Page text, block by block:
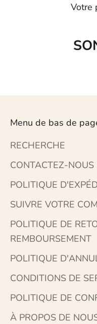
Votre
Menu de bas de
RECHERCHE
CONTACTEZ-NOUS
POLITIQUE
SUIVRE VOTRE
POLITIQUE DE
REMBOURSEMENT
POLITIQUE
CONDITIONS DE
POLITIQUE DE
À PROPOS DE